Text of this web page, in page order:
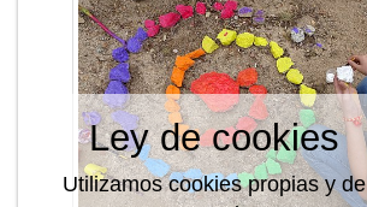
Ley de cookies
Utilizamos cookies propias y de